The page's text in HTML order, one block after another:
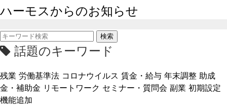
ハーモスからのお知らせ
検索
話題のキーワード
残業 労働基準法 コロナウイルス 賃金・給与 年末調整 助成
金・補助金 リモートワーク セミナー・質問会 副業 初期設定
機能追加